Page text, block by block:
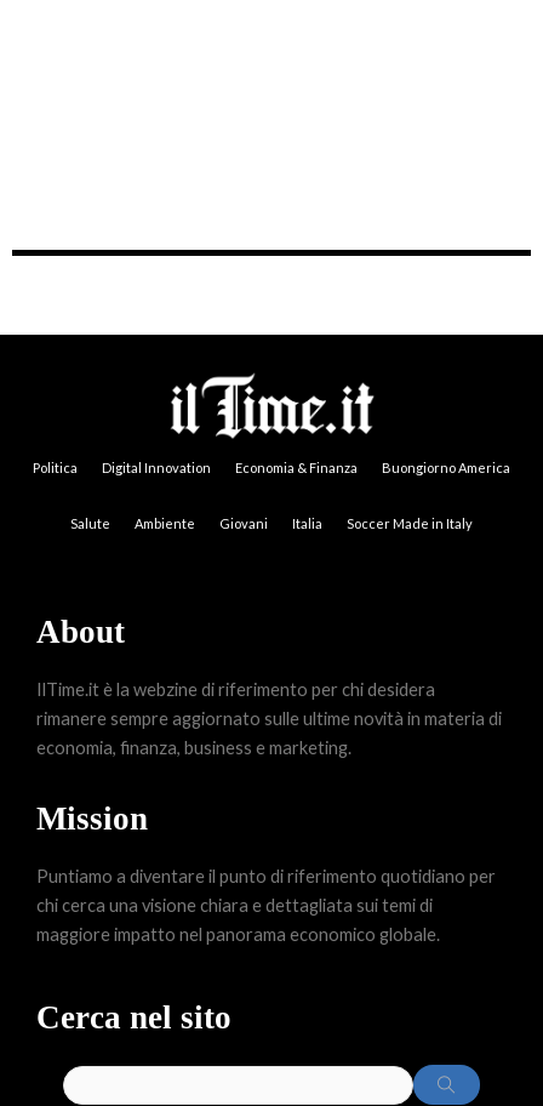
Politica Digital Innovation Economia & Finanza Buongiorno America
Salute Ambiente Giovani Italia Soccer Made in Italy
About
IlTime.it è la webzine di riferimento per chi desidera
rimanere sempre aggiornato sulle ultime novità in materia di
economia, finanza, business e marketing.
Mission
Puntiamo a diventare il punto di riferimento quotidiano per
chi cerca una visione chiara e dettagliata sui temi di
maggiore impatto nel panorama economico globale.
Cerca nel sito